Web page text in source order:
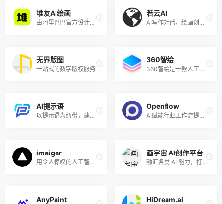
堆友AI绘画
由阿里巴巴官方设计师团队倾力打造的在线设计+编辑器平台，站内素材全部由阿里巴巴设计师原创，可全部免费商用，告别版权困扰
若云AI
AI写作对话，绘画创作等多元化应用于一身的全能型AI助手，开启无限灵感赋能创作
无界版图
一站式的数字版权服务
360智绘
360智绘是一款人工智能绘图工具，由360公司开发。它专注于风格化的AI绘图场景，助您轻松创作精美AI作品,产品包含Al画廊、模型广场、LoRA模型训练等
AI提示语
以提示语为纽带，建立 人与 AI 可信赖的连接
Openflow
AI赋能行业工作流提效，AI超级个体变现工具，深度链接粉丝社区
imaiger
用令人惊叹的人工智能图像吸引您的网站访问者
画宇宙 AI创作平台
融汇各类 AI 能力，打造 AIGC 超级平台
AnyPaint HiDream.ai